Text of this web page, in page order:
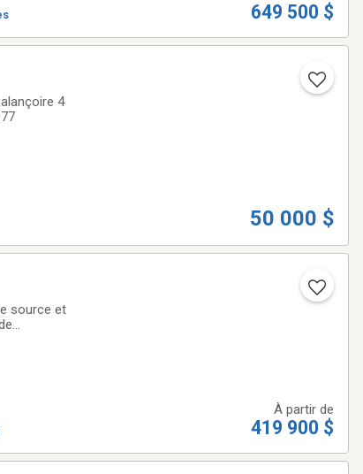
649 500 $
4
50 000 $
source et
À partir de
419 900 $